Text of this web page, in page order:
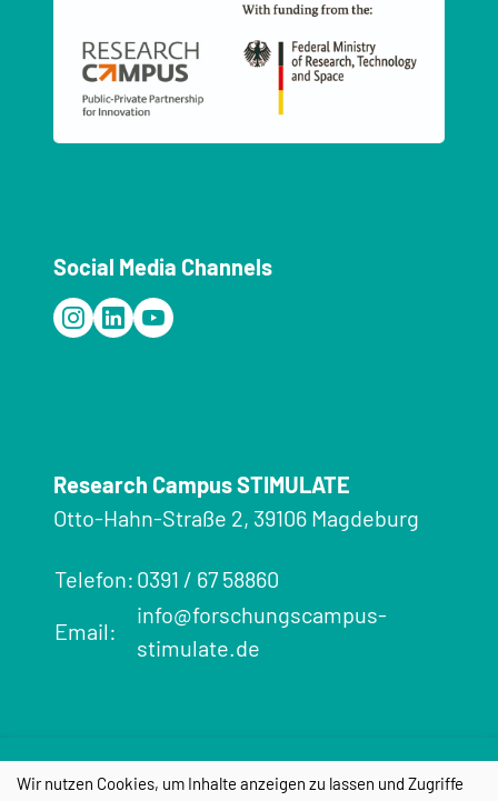
Social Media Channels
Research Campus STIMULATE
Otto-Hahn-Straße 2, 39106 Magdeburg
Telefon: 0391 / 67 58860
Email:
info@forschungscampus-
stimulate.de
Einstellungen
Wir nutzen Cookies, um Inhalte anzeigen zu lassen und Zugriffe